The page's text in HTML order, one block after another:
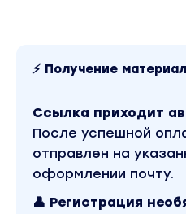
⚡ Получение
Ссылка приходит
После успешной
отправлен на
оформлении почту.
👤 Регистрация